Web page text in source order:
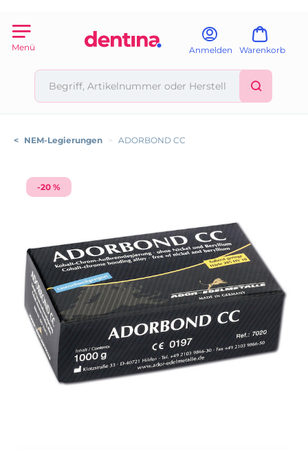
Menü Anmelden Warenkorb
< NEM-Legierungen > ADORBOND CC
-20 %